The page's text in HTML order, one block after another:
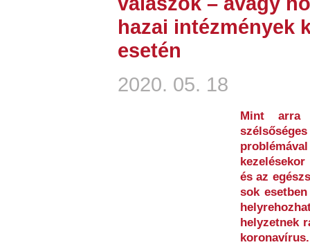
hazai intézmények
esetén
2020. 05. 18
Mint arra
és az
sok
helyzetnek
koronavírus.